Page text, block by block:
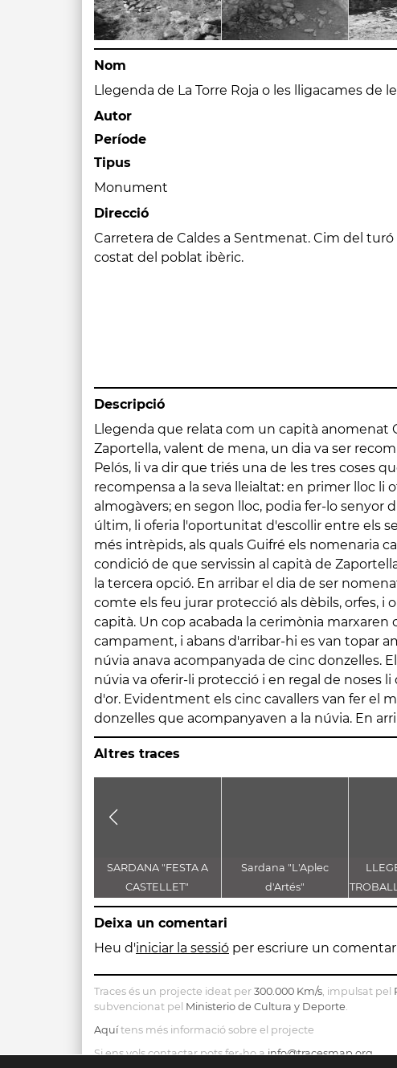
Nom
Llegenda de La Torre Roja o les lligacames de
Autor
Període
Tipus
Monument
Direcció
Carretera de Caldes a Sentmenat. Cim del turó
costat del poblat ibèric.
Descripció
Llegenda que relata com un capità anomenat
Zaportella, valent de mena, un dia va ser
Pelós, li va dir que triés una de les tres coses que li oferia en
recompensa a la seva lleialtat: en primer lloc li
almogàvers; en segon lloc, podia fer-lo senyor
últim, li oferia l'oportunitat d'escollir entre els
més intrèpids, als quals Guifré els nomenaria
condició de que servissin al capità de
la tercera opció. En arribar el dia de ser
comte els feu jurar protecció als dèbils, orfes, i
capità. Un cop acabada la cerimònia marxaren
campament, i abans d'arribar-hi es van topar
núvia anava acompanyada de cinc donzelles.
núvia va oferir-li protecció i en regal de noses
d'or. Evidentment els cinc cavallers van fer el
donzelles que acompanyaven a la núvia. En
cavallers, oblidant el jurament van anar al poble i
donzelles i la núvia i les dugueren cap a una
turó de Caldes. El marit desesperat que tenia coneixement de la
cinta d'or va córrer fins al capità Zaportella
passat. El capità aparegué en primer lloc, seguit
de la núvia i altres familiars de les donzelles. En
fer deslligar a les donzelles i ordenà que
sostre amb sis cordes. Després demanà a
lligacames per fer-ne sis nusos corredissos
cavallers. Malgrat la por, les donzelles van
els perdonés la vida. Guillem però no les va voler
la sentencieu-ne dels cavallers demanà al capità
clavar-se una espasa al pit per no ser
malfactors. El capità acceptà la súplica. Un cop
torre, quedà banyada per la sang. A partir d'aquell
Altres traces
SARDANA "FESTA A
CASTELLET"
Sardana "L'Aplec
d'Artés"
DE DÉU
Deixa un comentari
Heu d'iniciar la sessió per escriure un
Traces és un projecte ideat per 300.000 Km/s, impulsat pel
subvencionat pel Ministerio de Cultura y Deporte.
Aquítens més informació sobre el projecte
Si ens vols contactar pots fer-ho ainfo@tracesmap.org